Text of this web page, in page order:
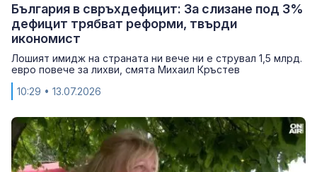
България в свръхдефицит: За слизане под 3%
дефицит трябват реформи, твърди
икономист
Лошият имидж на страната ни вече ни е струвал 1,5 млрд.
евро повече за лихви, смята Михаил Кръстев
10:29 • 13.07.2026